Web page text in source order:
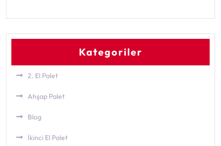
Kategoriler
2. El Palet
Ahşap Palet
Blog
İkinci El Palet